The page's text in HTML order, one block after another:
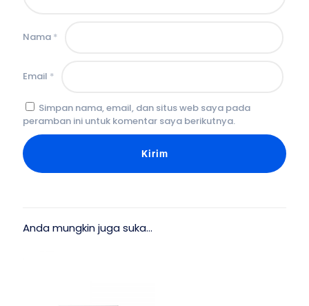
Nama *
Email *
Simpan nama, email, dan situs web saya pada
peramban ini untuk komentar saya berikutnya.
Anda mungkin juga suka…